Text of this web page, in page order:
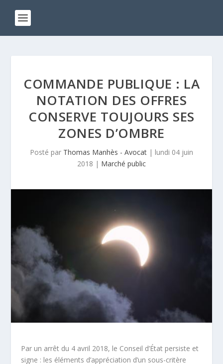
COMMANDE PUBLIQUE : LA
NOTATION DES OFFRES
CONSERVE TOUJOURS SES
ZONES D’OMBRE
Posté par Thomas Manhès - Avocat | lundi 04 juin
2018 | Marché public
Par un arrêt du 4 avril 2018, le Conseil d’État persiste et
signe : les éléments d’appréciation d’un sous-critère